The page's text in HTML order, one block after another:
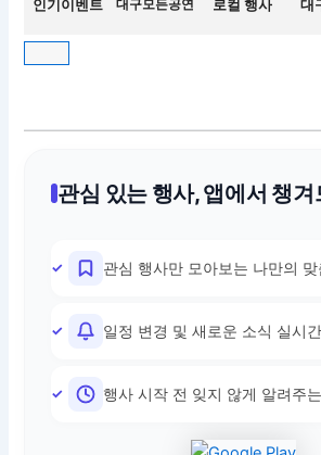
인기이벤트 대구모든공연 로컬 행사 대
관심 있는 행사, 앱에서 챙겨
관심 행사만 모아보는 나만의 맞
일정 변경 및 새로운 소식 실시
행사 시작 전 잊지 않게 알려주